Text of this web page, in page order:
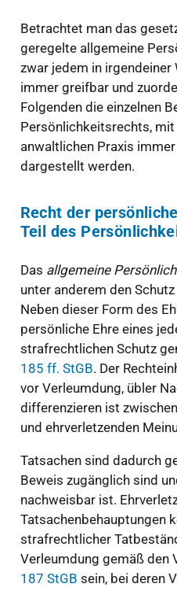
Betrachtet man das
geregelte allgemeine
zwar jedem in irgendeiner
immer greifbar und
Folgenden die einzelnen
Persönlichkeitsrechts,
anwaltlichen Praxis
dargestellt werden.
Recht der
Teil des
Das allgemeine
unter anderem den
Neben dieser Form des
persönliche Ehre eines
strafrechtlichen Schutz
185 ff. StGB. Der
vor Verleumdung, übler
differenzieren ist
und ehrverletzenden
Tatsachen sind dadurch
Beweis zugänglich sind
nachweisbar ist.
Tatsachenbehauptungen
strafrechtlicher
Verleumdung gemäß den
187 StGB sein, bei deren